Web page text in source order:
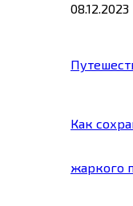
08.12.2023
Как
жаркого